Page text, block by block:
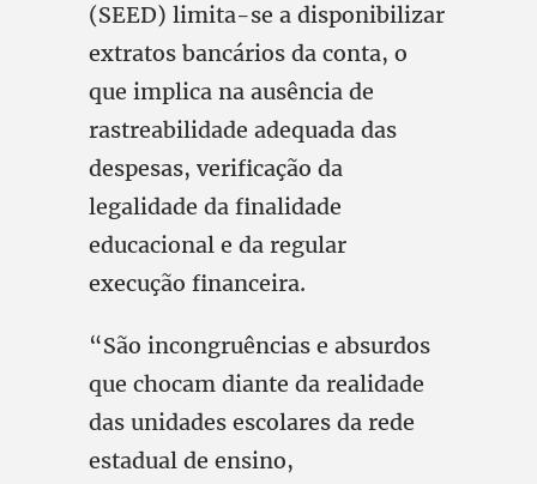
(SEED) limita-se a disponibilizar
extratos bancários da conta, o
que implica na ausência de
rastreabilidade adequada das
despesas, verificação da
legalidade da finalidade
educacional e da regular
execução financeira.
“São incongruências e absurdos
que chocam diante da realidade
das unidades escolares da rede
estadual de ensino,